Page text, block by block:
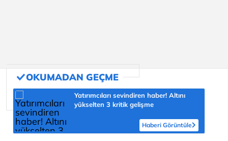
Yatırımcıları sevindiren haber! Altını
yükselten 3 kritik gelişme
Haberi Görüntüle